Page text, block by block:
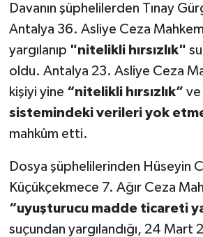
Davanın şüphelilerden Tınay
Antalya 36. Asliye Ceza
yargılanıp "nitelikli hırsızlık"
oldu. Antalya 23. Asliye Ceza
kişiyi yine “nitelikli hırsızlık” ve
sistemindeki verileri yok
mahkûm etti.
Dosya şüphelilerinden Hüseyin
Küçükçekmece 7. Ağır Ceza
“uyuşturucu madde ticareti
suçundan yargılandığı, 24 Mart